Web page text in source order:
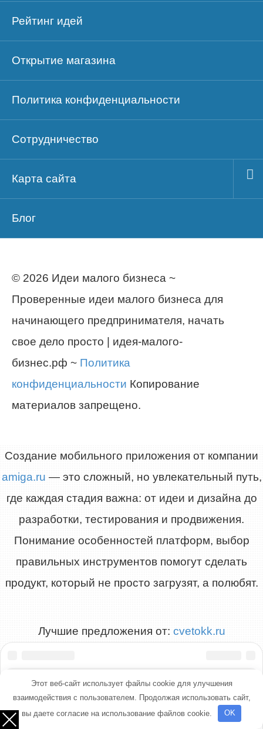
Рейтинг идей
Открытие магазина
Политика конфиденциальности
Сотрудничество
Карта сайта
Блог
© 2026 Идеи малого бизнеса ~
Проверенные идеи малого бизнеса для
начинающего предпринимателя, начать
свое дело просто | идея-малого-
бизнес.рф ~ Политика
конфиденциальности Копирование
материалов запрещено.
Создание мобильного приложения от компании
amiga.ru — это сложный, но увлекательный путь,
где каждая стадия важна: от идеи и дизайна до
разработки, тестирования и продвижения.
Понимание особенностей платформ, выбор
правильных инструментов помогут сделать
продукт, который не просто загрузят, а полюбят.
Лучшие предложения от: cvetokk.ru
Этот веб-сайт использует файлы cookie для улучшения
взаимодействия с пользователем. Продолжая использовать сайт,
вы даете согласие на использование файлов cookie.
OK